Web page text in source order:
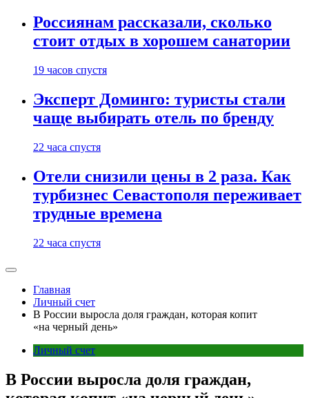
Россиянам рассказали, сколько
стоит отдых в хорошем санатории
19 часов спустя
Эксперт Доминго: туристы стали
чаще выбирать отель по бренду
22 часа спустя
Отели снизили цены в 2 раза. Как
турбизнес Севастополя переживает
трудные времена
22 часа спустя
Главная
Личный счет
В России выросла доля граждан, которая копит
«на черный день»
Личный счет
В России выросла доля граждан,